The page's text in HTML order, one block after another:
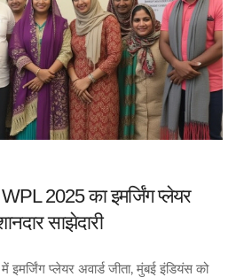
2025 का इमर्जिंग प्लेयर
साझेदारी
प्लेयर अवार्ड जीता, मुंबई इंडियंस को